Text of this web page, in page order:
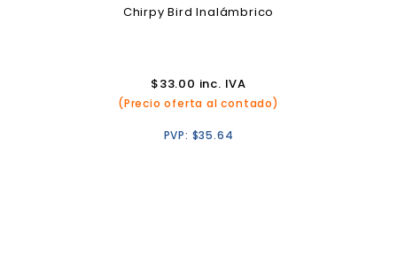
Chirpy Bird Inalámbrico
$33.00 inc. IVA
(Precio oferta al contado)
PVP: $35.64